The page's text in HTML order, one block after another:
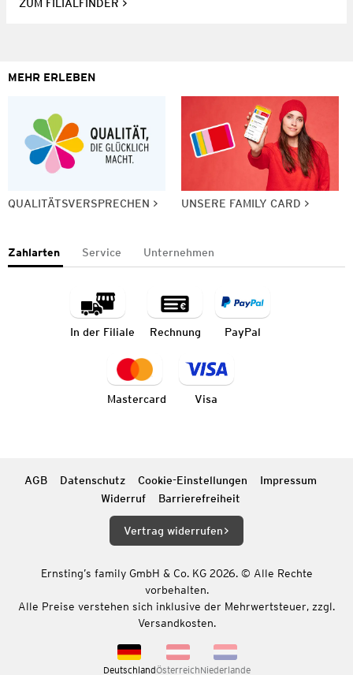
ZUM FILIALFINDER
MEHR ERLEBEN
QUALITÄTSVERSPRECHEN UNSERE FAMILY CARD
Zahlarten Service Unternehmen
In der Filiale Rechnung PayPal
Mastercard Visa
AGB Datenschutz Cookie-Einstellungen
Impressum
Widerruf
Barrierefreiheit
Vertrag widerrufen
Ernsting’s family GmbH & Co. KG 2026. © Alle Rechte
vorbehalten.
Alle Preise verstehen sich inklusive der Mehrwertsteuer, zzgl.
Versandkosten.
DeutschlandÖsterreichNiederlande